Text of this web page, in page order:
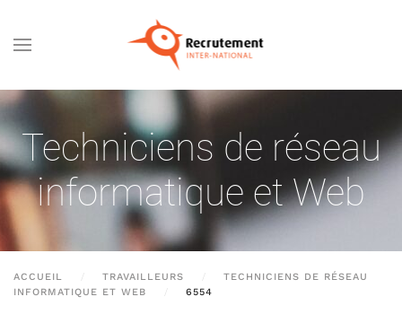
Passer au contenu principal
Techniciens de réseau
informatique et Web
ACCUEIL TRAVAILLEURS
TECHNICIENS DE RÉSEAU
INFORMATIQUE ET WEB
6554